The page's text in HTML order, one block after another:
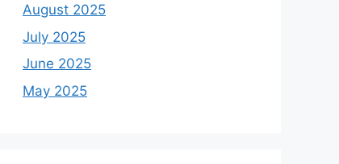
August 2025
July 2025
June 2025
May 2025